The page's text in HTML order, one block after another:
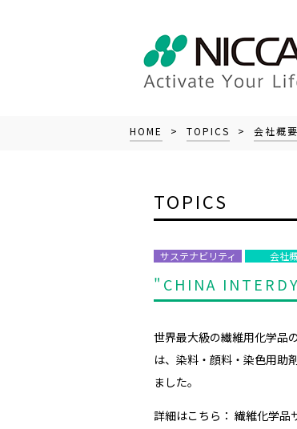
HOME > TOPICS > 会社概要
TOPICS
サステナビリティ 会社
"CHINA
世界最大級の繊維用化学品
は、染料・顔料・染色用助
ました。
詳細はこちら： 繊維化学品